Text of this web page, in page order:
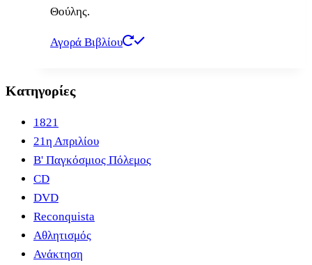
Θούλης.
Αγορά Βιβλίου
Κατηγορίες
1821
21η Απριλίου
B' Παγκόσμιος Πόλεμος
CD
DVD
Reconquista
Αθλητισμός
Ανάκτηση